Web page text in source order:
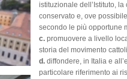
istituzionale dell’Istituto,
conservato e, ove
secondo le più opportune
c. promuovere a livello
storia del movimento
d. diffondere, in Italia e
particolare riferimento ai